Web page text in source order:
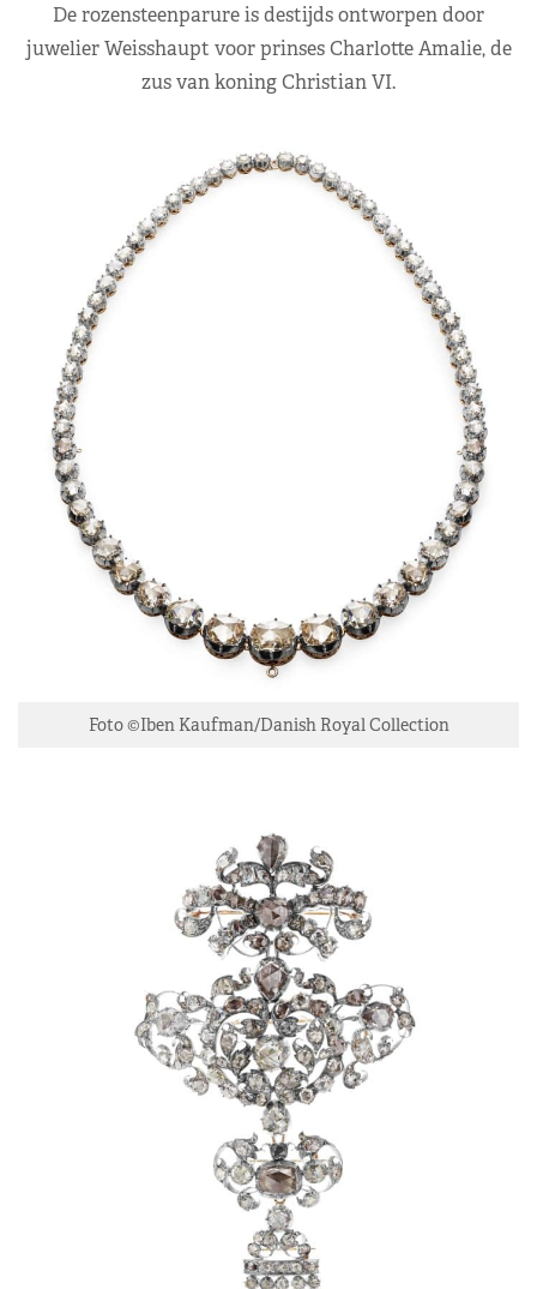
De rozensteenparure is destijds ontworpen door
juwelier Weisshaupt voor prinses Charlotte Amalie, de
zus van koning Christian VI.
Foto ©Iben Kaufman/Danish Royal Collection